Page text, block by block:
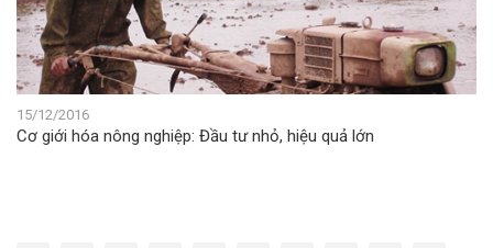
15/12/2016
Cơ giới hóa nông nghiệp: Đầu tư nhỏ, hiệu quả lớn